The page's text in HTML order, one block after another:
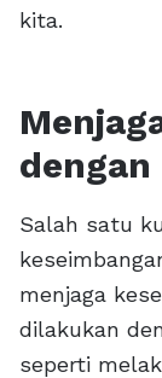
kita.
Salah satu
menjaga
dilakukan
seperti